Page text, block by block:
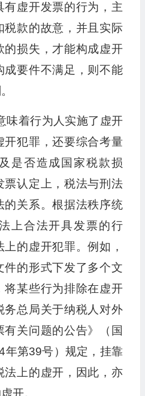
有虚开发票的行为，主
税款的故意，并且实际
的损失，才能构成虚开
成要件不满足，则不能
着行为人实施了虚开
开犯罪，还要综合考量
是否造成国家税款损
票认定上，税法与刑法
的关系。根据法秩序统
上合法开具发票的行
的虚开犯罪。例如，
件的形式下发了多个文
将某些行为排除在虚开
务总局关于纳税人对外
关问题的公告》（国
年第39号）规定，挂靠
法上的虚开，因此，亦
开。